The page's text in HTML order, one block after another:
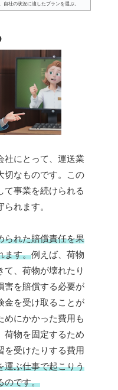
自社の状況に適したプランを選ぶ。
社にとって、運送業
切なものです。この
て事業を続けられる
れます。
られた賠償責任を果
ます。例えば、荷物
て、荷物が壊れたり
害を賠償する必要が
金を受け取ることが
めにかかった費用も
荷物を固定するため
を受けたりする費用
運ぶ仕事で起こりう
のです。